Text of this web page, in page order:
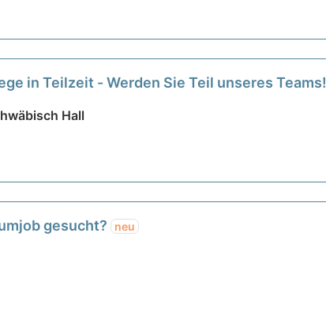
in Teilzeit - Werden Sie Teil unseres Teams!
Hall
gesucht? neu